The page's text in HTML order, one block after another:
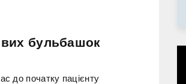
бульбашок
до початку пацієнту